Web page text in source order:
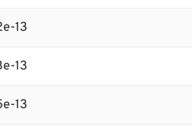
13
13
13